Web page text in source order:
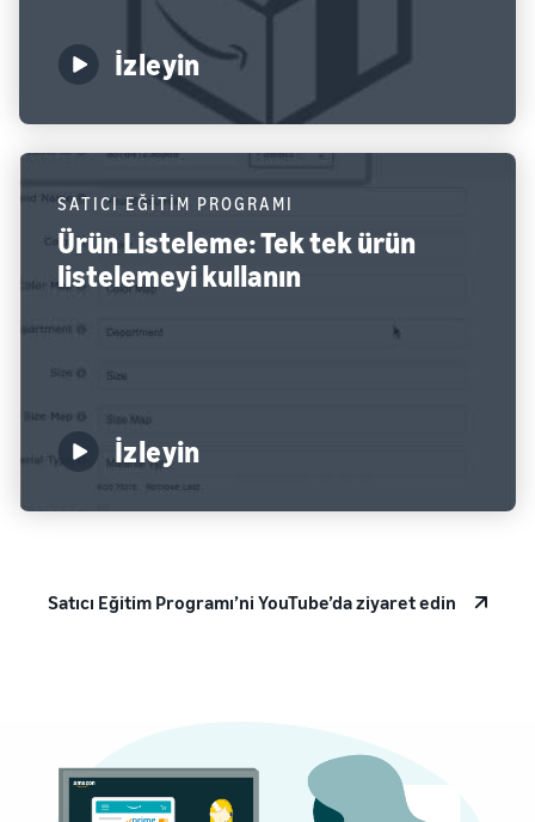
İzleyin
SATICI EĞİTİM PROGRAMI
Ürün Listeleme: Tek tek ürün
listelemeyi kullanın
İzleyin
Satıcı Eğitim Programı’ni YouTube’da ziyaret edin